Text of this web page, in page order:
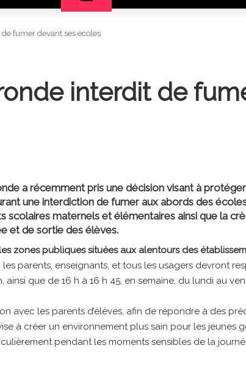
fumer devant ses écoles
interdit de
a récemment pris une décision visant à
une interdiction de fumer aux abords des
scolaires maternels et élémentaires ainsi que la
et de sortie des élèves.
zones publiques situées aux alentours des
les parents, enseignants, et tous les usagers devront
ainsi que de 16 h à 16 h 45, en semaine, du lundi au
avec les parents d’élèves, afin de répondre à des
à créer un environnement plus sain pour les jeunes
pendant les moments sensibles de la